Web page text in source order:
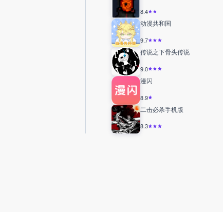
8.4
动漫共和国
9.7
传说之下骨头传说
9.0
漫闪
8.9
二击必杀手机版
8.3